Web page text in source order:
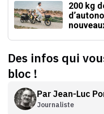
200 kg
Des infos qui
bloc !
ParJean-Luc
Journaliste